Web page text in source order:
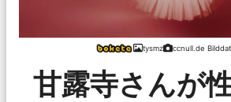
tysmz ccnull.de
甘露寺さんが